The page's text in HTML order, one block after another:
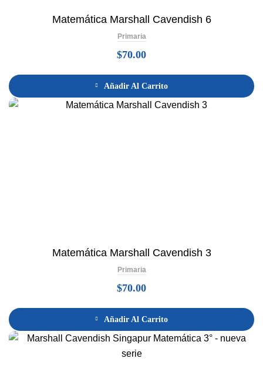
Matemática Marshall Cavendish 6
Primaria
$70.00
Añadir Al Carrito
Matemática Marshall Cavendish 3
Primaria
$70.00
Añadir Al Carrito